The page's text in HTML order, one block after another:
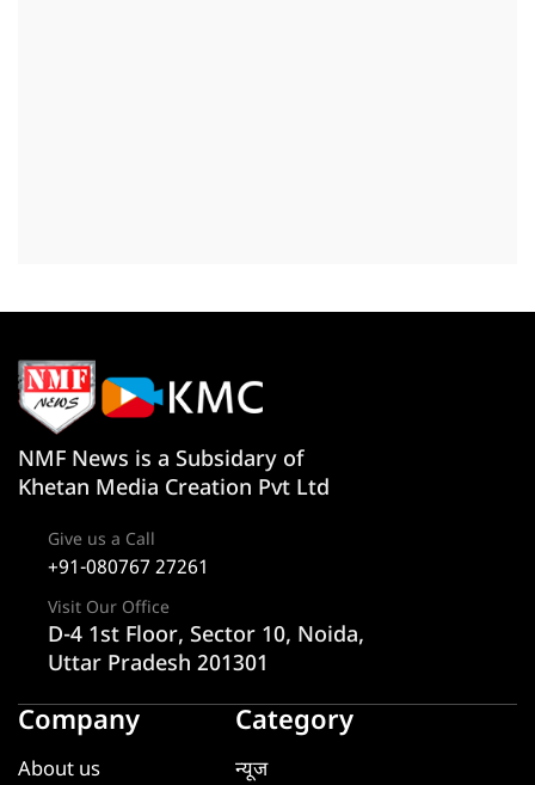
NMF News is a Subsidary of
Khetan Media Creation Pvt Ltd
Give us a Call
+91-080767 27261
Visit Our Office
D-4 1st Floor, Sector 10, Noida,
Uttar Pradesh 201301
Company
About us
Category
न्यूज